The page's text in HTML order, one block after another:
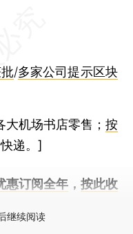
/多家公司提示区块
机场书店零售； 按
递。]
惠订阅全年， 按此收
继续阅读